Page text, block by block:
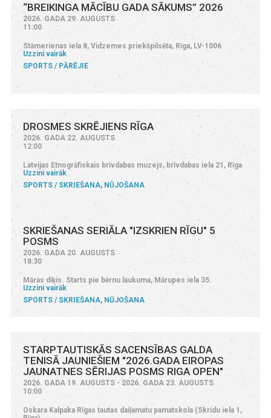
“BREIKINGA MĀCĪBU GADA SĀKUMS” 2026
2026. GADA 29. AUGUSTS
11:00
Stāmerienas iela 8, Vidzemes priekšpilsēta, Rīga, LV-1006
Uzzini vairāk
SPORTS
PĀRĒJIE
DROSMES SKRĒJIENS RĪGA
2026. GADA 22. AUGUSTS
12:00
Latvijas Etnogrāfiskais brīvdabas muzejs, brīvdabas iela 21, Rīga
Uzzini vairāk
SPORTS
SKRIEŠANA, NŪJOŠANA
SKRIEŠANAS SERIĀLA "IZSKRIEN RĪGU" 5
POSMS
2026. GADA 20. AUGUSTS
18:30
Māras dīķis. Starts pie bērnu laukuma, Mārupes iela 35.
Uzzini vairāk
SPORTS
SKRIEŠANA, NŪJOŠANA
STARPTAUTISKĀS SACENSĪBAS GALDA
TENISĀ JAUNIEŠIEM "2026.GADA EIROPAS
JAUNATNES SĒRIJAS POSMS RIGA OPEN"
2026. GADA 19. AUGUSTS - 2026. GADA 23. AUGUSTS
10:00
Oskara Kalpaka Rīgas tautas daiļamatu pamatskola (Skridu iela 1,